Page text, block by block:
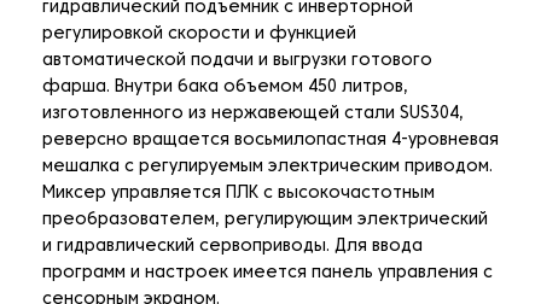
гидравлический подъемник с инверторной
регулировкой скорости и функцией
автоматической подачи и выгрузки готового
фарша. Внутри бака объемом 450 литров,
изготовленного из нержавеющей стали SUS304,
реверсно вращается восьмилопастная 4-уровневая
мешалка с регулируемым электрическим приводом.
Миксер управляется ПЛК с высокочастотным
преобразователем, регулирующим электрический
и гидравлический сервоприводы. Для ввода
программ и настроек имеется панель управления с
сенсорным экраном.